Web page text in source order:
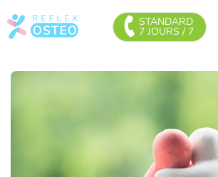
STANDARD
7 JOURS / 7